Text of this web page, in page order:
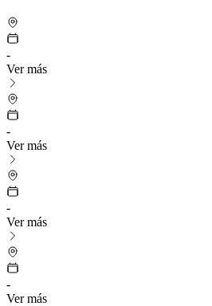
-
Ver más
-
Ver más
-
Ver más
-
Ver más